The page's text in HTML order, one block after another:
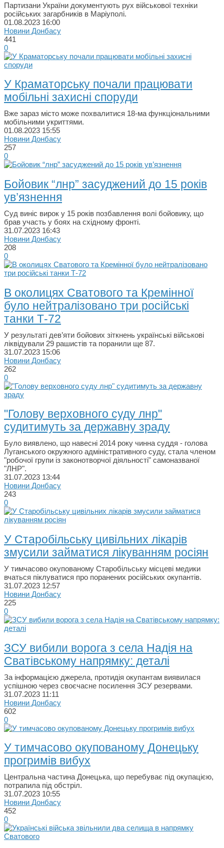
Партизани України документують рух військової техніки
російських загарбників в Маріуполі.
01.08.2023 16:00
Новини Донбасу
441
0
У Краматорську почали працювати
мобільні захисні споруди
Вже зараз місто може похвалитися 18-ма функціональними
мобільними укриттями.
01.08.2023 15:55
Новини Донбасу
257
0
Бойовик “лнр” засуджений до 15 років
ув’язнення
Суд виніс вирок у 15 років позбавлення волі бойовику, що
брав участь у боях на східному фронті.
31.07.2023 16:43
Новини Донбасу
208
0
В околицях Сватового та Кремінної
було нейтралізовано три російські
танки Т-72
У результатi дев’яти бойових зіткнень українські військові
ліквідували 29 рашистiв та поранили ще 87.
31.07.2023 15:06
Новини Донбасу
262
0
"Голову верховного суду лнр"
судитимуть за державну зраду
Було виявлено, що навесні 2014 року чинна суддя - голова
Луганського окружного адміністративного суду, стала членом
"робочої групи із законотворчої діяльності" самоназваної
"ЛНР".
31.07.2023 13:44
Новини Донбасу
243
0
У Старобільську цивільних лікарів
змусили займатися лікуванням росiян
У тимчасово окупованому Старобільську місцеві медики
вчаться піклуватися про поранених російських окупантiв.
31.07.2023 12:57
Новини Донбасу
225
0
ЗСУ вибили ворога з села Надія на
Сватівському напрямку: деталi
За інформацією джерела, протидія окупантам виявилася
успішною через своєчасне посилення ЗСУ резервами.
31.07.2023 11:11
Новини Донбасу
602
0
У тимчасово окупованому Донецьку
прогримів вибух
Центральна частина Донецька, що перебуває під окупацією,
потрапила під обстріл.
31.07.2023 10:55
Новини Донбасу
452
0